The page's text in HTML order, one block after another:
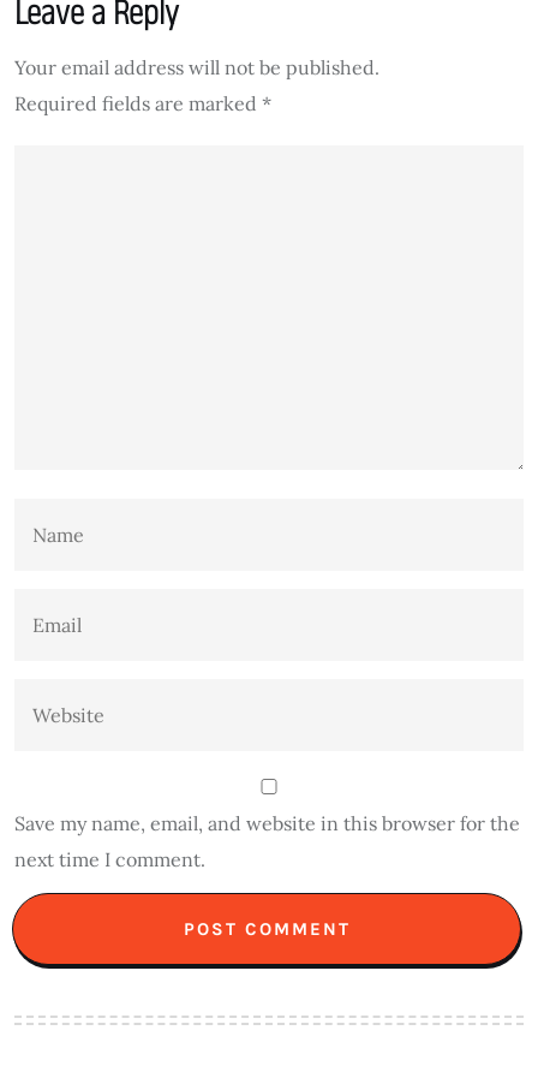
Leave a Reply
Your email address will not be published.
Required fields are marked *
Save my name, email, and website in this browser for the
next time I comment.